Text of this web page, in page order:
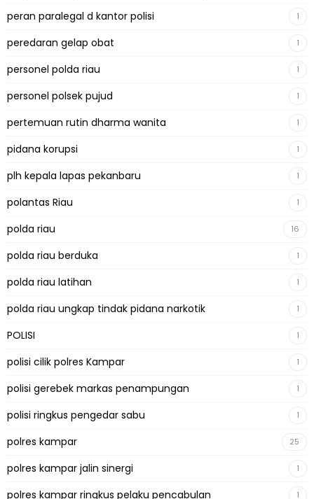
peran paralegal d kantor polisi 1
peredaran gelap obat 1
personel polda riau 1
personel polsek pujud 1
pertemuan rutin dharma wanita 1
pidana korupsi 1
plh kepala lapas pekanbaru 1
polantas Riau 1
polda riau 16
polda riau berduka 1
polda riau latihan 1
polda riau ungkap tindak pidana narkotik 1
POLISI 1
polisi cilik polres Kampar 1
polisi gerebek markas penampungan 1
polisi ringkus pengedar sabu 1
polres kampar 25
polres kampar jalin sinergi 1
polres kampar ringkus pelaku pencabulan 1